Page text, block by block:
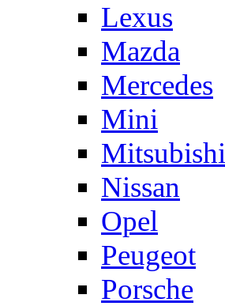
Lexus
Mazda
Mercedes
Mini
Mitsubishi
Nissan
Opel
Peugeot
Porsche